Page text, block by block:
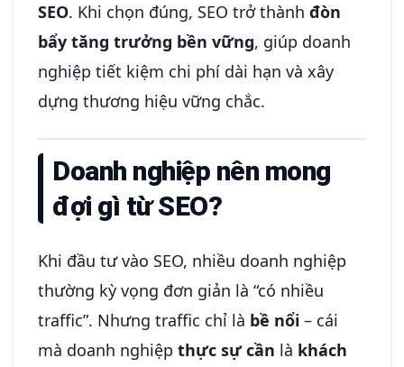
SEO. Khi chọn đúng, SEO trở thành đòn
bẩy tăng trưởng bền vững, giúp doanh
nghiệp tiết kiệm chi phí dài hạn và xây
dựng thương hiệu vững chắc.
Doanh nghiệp nên mong
đợi gì từ SEO?
Khi đầu tư vào SEO, nhiều doanh nghiệp
thường kỳ vọng đơn giản là “có nhiều
traffic”. Nhưng traffic chỉ là bề nổi – cái
mà doanh nghiệp thực sự cần là khách